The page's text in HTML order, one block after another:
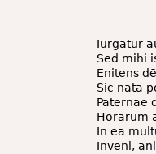
Iurgatur
Sed mihi
Enitens
Sic nata
Paternae
Horarum
In ea
Inveni,